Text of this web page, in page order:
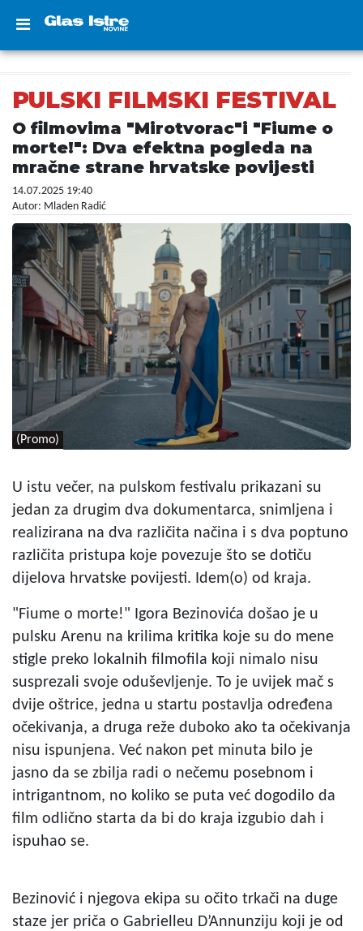
PULSKI FILMSKI FESTIVAL
O filmovima "Mirotvorac"i "Fiume o
morte!": Dva efektna pogleda na
mračne strane hrvatske povijesti
14.07.2025 19:40
Autor: Mladen Radić
(Promo)
U istu večer, na pulskom festivalu prikazani su
jedan za drugim dva dokumentarca, snimljena i
realizirana na dva različita načina i s dva poptuno
različita pristupa koje povezuje što se dotiču
dijelova hrvatske povijesti. Idem(o) od kraja.
"Fiume o morte!" Igora Bezinovića došao je u
pulsku Arenu na krilima kritika koje su do mene
stigle preko lokalnih filmofila koji nimalo nisu
susprezali svoje oduševljenje. To je uvijek mač s
dvije oštrice, jedna u startu postavlja određena
očekivanja, a druga reže duboko ako ta očekivanja
nisu ispunjena. Već nakon pet minuta bilo je
jasno da se zbilja radi o nečemu posebnom i
intrigantnom, no koliko se puta već dogodilo da
film odlično starta da bi do kraja izgubio dah i
ispuhao se.
Bezinović i njegova ekipa su očito trkači na duge
staze jer priča o Gabrielleu D’Annunziju koji je od